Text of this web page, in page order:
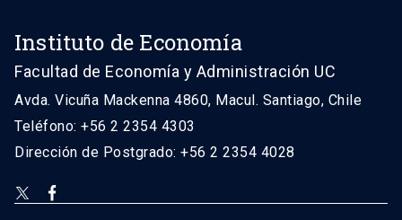
Instituto de Economía
Facultad de Economía y Administración UC
Avda. Vicuña Mackenna 4860, Macul. Santiago, Chile
Teléfono: +56 2 2354 4303
Dirección de Postgrado: +56 2 2354 4028